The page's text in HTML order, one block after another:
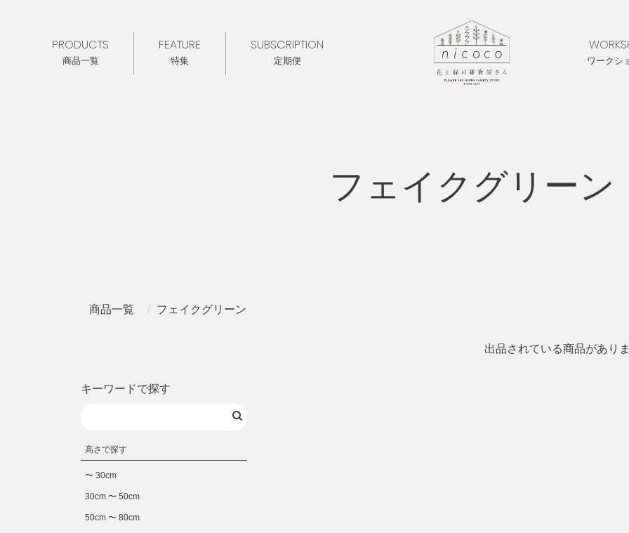
PRODUCTS
商品一覧
FEATURE
特集
SUBSCRIPTION
定期便 ワークシ
フェイクグリーン
商品一覧 フェイクグリーン
出品されている商品があり
キーワードで探す
高さで探す
〜 30cm
30cm 〜 50cm
50cm 〜 80cm